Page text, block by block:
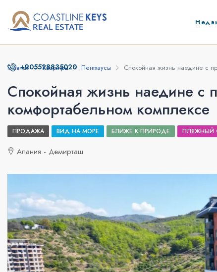
+905528835020
Главная Квартиры Пентхаусы Спокойная жизнь наедине с
Спокойная жизнь наедине с
комфортабельном комплексе
ПРОДАЖА ВИД НА МОРЕ БЛИЖЕ К ПРИРОДЕ ПЛЯЖНЫЙ
Алания - Демирташ